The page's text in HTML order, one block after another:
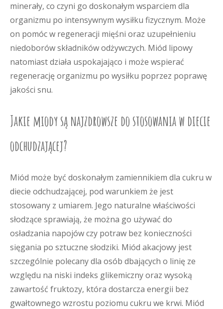
minerały, co czyni go doskonałym wsparciem dla
organizmu po intensywnym wysiłku fizycznym. Może
on pomóc w regeneracji mięśni oraz uzupełnieniu
niedoborów składników odżywczych. Miód lipowy
natomiast działa uspokajająco i może wspierać
regenerację organizmu po wysiłku poprzez poprawę
jakości snu.
Jakie miody są najzdrowsze do stosowania w diecie
odchudzającej?
Miód może być doskonałym zamiennikiem dla cukru w
diecie odchudzającej, pod warunkiem że jest
stosowany z umiarem. Jego naturalne właściwości
słodzące sprawiają, że można go używać do
osładzania napojów czy potraw bez konieczności
sięgania po sztuczne słodziki. Miód akacjowy jest
szczególnie polecany dla osób dbających o linię ze
względu na niski indeks glikemiczny oraz wysoką
zawartość fruktozy, która dostarcza energii bez
gwałtownego wzrostu poziomu cukru we krwi. Miód